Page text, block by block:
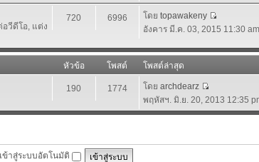
วีดีโอ, แต่ง
720 6996 โดย topawakeny
อังคาร มี.ค. 03, 2015 11:30 am
หัวข้อ โพสต์
โพสต์ล่าสุด
190 1774 โดย archdearz
พฤหัสฯ. มิ.ย. 20, 2013 12:35
เข้าสู่ระบบอัตโนมัติ